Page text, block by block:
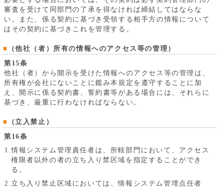
審査を受けて同部門の了承を得なければ締結してはならな
い。また、係る契約に基づき受領する相手方の情報について
はその契約に基づきこれを管理する。
（他社（者）所有の情報へのアクセス等の管理）
第15条
他社（者）から開示を受けた情報へのアクセス等の管理は、
所有権が会社にないことに鑑み本規定を遵守することに加
え、開示に係る契約書、誓約書等がある場合には、それらに
基づき、厳重に行わなければならない。
（立入禁止）
第16条
情報システム管理責任者は、所轄部門において、アクセス
権限者以外の者の立ち入り禁区域を指定することができ
る。
立ち入り禁止区域においては、情報システム管埋点任者